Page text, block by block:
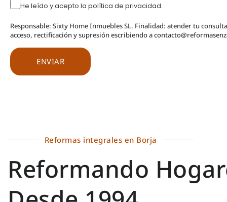
He leído y acepto la política de privacidad.
Responsable: Sixty Home Inmuebles SL. Finalidad: atender tu
acceso, rectificación y supresión escribiendo a
Reformas integrales en Borja
Reformando